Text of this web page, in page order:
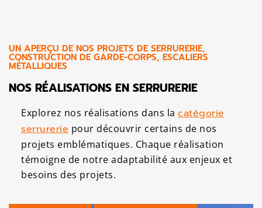
UN APERÇU DE NOS PROJETS DE SERRURERIE,
CONSTRUCTION DE GARDE-CORPS, ESCALIERS
MÉTALLIQUES
NOS RÉALISATIONS EN SERRURERIE
Explorez nos réalisations dans la catégorie
serrurerie pour découvrir certains de nos
projets emblématiques. Chaque réalisation
témoigne de notre adaptabilité aux enjeux et
besoins des projets.